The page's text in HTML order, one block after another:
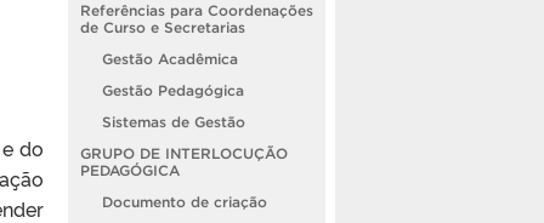
do
Referências para Coordenações
de Curso e Secretarias
Gestão Acadêmica
Gestão Pedagógica
Sistemas de Gestão
GRUPO DE INTERLOCUÇÃO
PEDAGÓGICA
Documento de criação